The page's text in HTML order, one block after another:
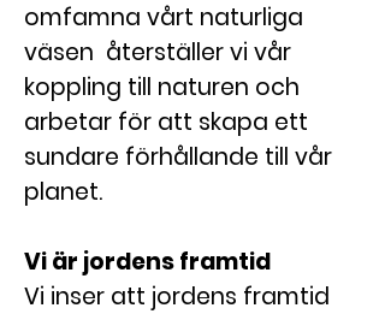
omfamna vårt naturliga
väsen återställer vi vår
koppling till naturen och
arbetar för att skapa ett
sundare förhållande till vår
planet.
Vi är jordens framtid
Vi inser att jordens framtid